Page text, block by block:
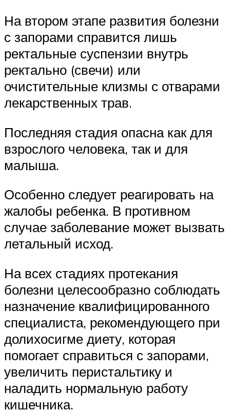
На втором этапе развития болезни
с запорами справится лишь
ректальные суспензии внутрь
ректально (свечи) или
очистительные клизмы с отварами
лекарственных трав.
Последняя стадия опасна как для
взрослого человека, так и для
малыша.
Особенно следует реагировать на
жалобы ребенка. В противном
случае заболевание может вызвать
летальный исход.
На всех стадиях протекания
болезни целесообразно соблюдать
назначение квалифицированного
специалиста, рекомендующего при
долихосигме диету, которая
помогает справиться с запорами,
увеличить перистальтику и
наладить нормальную работу
кишечника.